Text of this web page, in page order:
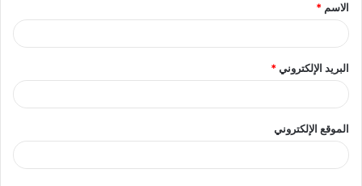
*
الاسم *
البريد الإلكتروني*
الموقع الإلكتروني